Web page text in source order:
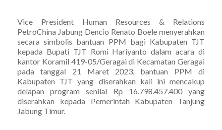
Vice President Human Resources & Relations
PetroChina Jabung Dencio Renato Boele menyerahkan
secara simbolis bantuan PPM bagi Kabupaten TJT
kepada Bupati TJT Romi Hariyanto dalam acara di
kantor Koramil 419-05/Geragai di Kecamatan Geragai
pada tanggal 21 Maret 2023, bantuan PPM di
Kabupaten TJT yang diserahkan kali ini mencakup
delapan program senilai Rp 16.798.457.400 yang
diserahkan kepada Pemerintah Kabupaten Tanjung
Jabung Timur.